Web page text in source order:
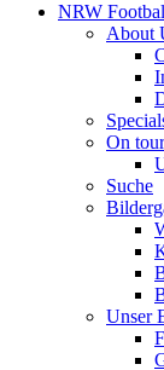
NRW
About
On tour
Suche
Unser